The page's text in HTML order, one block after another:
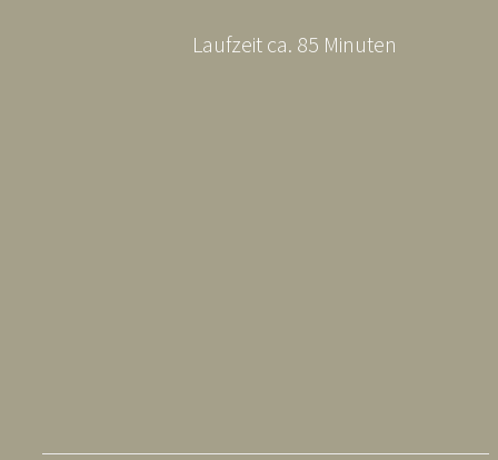
Laufzeit ca. 85 Minuten